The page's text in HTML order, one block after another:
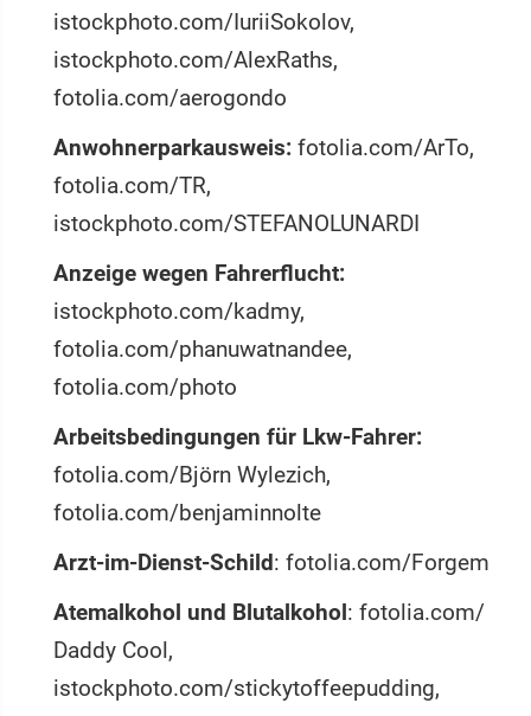
istockphoto.com/IuriiSokolov,
istockphoto.com/AlexRaths,
fotolia.com/aerogondo
Anwohnerparkausweis: fotolia.com/ArTo,
fotolia.com/TR,
istockphoto.com/STEFANOLUNARDI
Anzeige wegen Fahrerflucht:
istockphoto.com/kadmy,
fotolia.com/phanuwatnandee,
fotolia.com/photo
Arbeitsbedingungen für Lkw-Fahrer:
fotolia.com/Björn Wylezich,
fotolia.com/benjaminnolte
Arzt-im-Dienst-Schild: fotolia.com/Forgem
Atemalkohol und Blutalkohol: fotolia.com/
Daddy Cool,
istockphoto.com/stickytoffeepudding,